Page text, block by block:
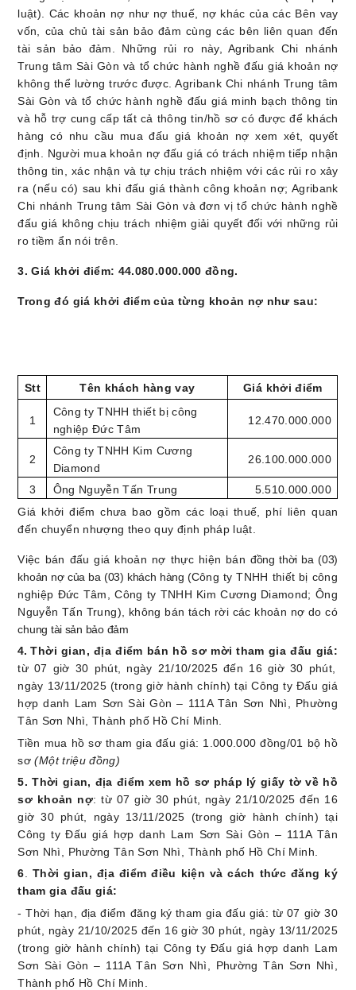
luật). Các khoản nợ như nợ thuế, nợ khác củacác Bên vay
vốn, của chủ tài sản bảo đảm cùng các bên liên quan đến
tài sản bảo đảm
. Những rủi ro này, Agribank Chi nhánh
Trungtâm Sài Gòn và tổ chức hành nghề đấu giá khoản nợ
không thể lường trước được. Agribank Chi nhánhTrung tâm
Sài Gòn và tổ chức hành nghề đấu giá minh bạch thông tin
và hỗ trợ cung cấp tất cả thông tin/hồ sơ có được để khách
hàng có nhu cầu mua đấu giá khoản nợ xem xét, quyết
định. Người mua khoản nợ đấu giá có trách nhiệm tiếp nhận
thông tin, xác nhận và tự chịu trách nhiệm với các rủi ro xảy
ra (nếu có) sau khi đấu giá thành công khoản nợ; Agribank
Chi nhánh Trung tâm Sài Gòn vàđơn vịtổ chức hành nghề
đấu giá không chịu trách nhiệm giải quyết đối với những rủi
ro tiềm ẩn nói trên
3.Giá khởi điểm: 44.080.000.000 đồng.
Trong đó giá khởi điểm của từng khoản nợ như sau:
Stt Tên khách hàng vay Giá khởi điểm
1
Công ty TNHH thiết bị công
nghiệp Đức Tâm
12.470.000.000
2
Công ty TNHH Kim Cương
Diamond
26.100.000.000
3 Ông Nguyễn Tấn Trung
5.510.000.000
Giá khởi điểm chưa bao gồm các loại thuế, phí liên quan
đến chuyển nhượng theo quy định pháp luật
Việc bán đấu giá khoản nợ thực hiện bánđồng thời ba (03)
khoản nợ của ba (03) khách hàng (Công ty TNHH thiết bị công
nghiệp Đức Tâm, Công ty TNHH Kim Cương Diamond; Ông
Nguyễn Tấn Trung), không bán tách rời các khoản nợ do có
chung tài sản bảo đảm
4. Thời gian, địa điểm bán hồ sơ mời tham gia đấu giá:
từ 07 giờ 30 phút, ngày 21/10/2025 đến 16 giờ 30 phút,
ngày 13/11/2025 (trong giờ hành chính)tại Công ty Đấu giá
hợp danh Lam Sơn Sài Gòn – 111A Tân Sơn Nhì, Phường
Tân Sơn Nhì, Thành phố Hồ Chí Minh.
Tiền mua hồ sơ tham gia đấu giá: 1.000.000 đồng/01 bộ hồ
sơ(Một triệu đồng)
5. Thời gian, địa điểm xem hồ sơ pháp lý giấy tờ về hồ
sơ khoản nợ: từ 07 giờ 30 phút, ngày 21/10/2025 đến 16
giờ 30 phút, ngày 13/11/2025 (trong giờ hành chính) tại
Công ty Đấu giá hợp danh Lam Sơn Sài Gòn – 111A Tân
Sơn Nhì, Phường Tân Sơn Nhì, Thành phố Hồ Chí Minh.
6. Thời gian, địa điểm điều kiện và cách thức đăng ký
tham gia đấu giá:
- Thời hạn, địa điểm đăng ký tham gia đấu giá: từ 07 giờ 30
phút, ngày 21/10/2025 đến 16 giờ 30 phút, ngày 13/11/2025
(trong giờ hành chính)tại Công ty Đấu giá hợp danh Lam
Sơn Sài Gòn – 111A Tân Sơn Nhì, Phường Tân Sơn Nhì,
Thành phố Hồ Chí Minh